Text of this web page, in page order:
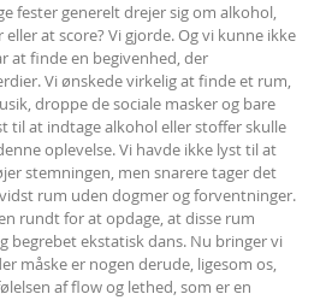
fester generelt drejer sig om alkohol,
at score? Vi gjorde. Og vi kunne ikke
at finde en begivenhed, der
Vi ønskede virkelig at finde et rum,
droppe de sociale masker og bare
til at indtage alkohol eller stoffer skulle
oplevelse. Vi havde ikke lyst til at
stemningen, men snarere tager det
rum uden dogmer og forventninger.
rundt for at opdage, at disse rum
begrebet ekstatisk dans. Nu bringer vi
måske er nogen derude, ligesom os,
af ​​flow og lethed, som er en